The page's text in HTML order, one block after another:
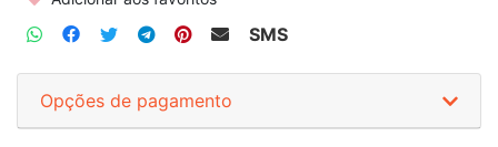
SMS
Opções de pagamento